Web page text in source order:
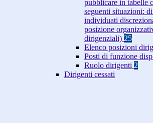
pubblicare in tabelle
seguenti situazioni:
individuati
posizione
dirigenziali) 25
Elenco posizioni
Posti di funzione
Ruolo dirigenti 2
Dirigenti cessati